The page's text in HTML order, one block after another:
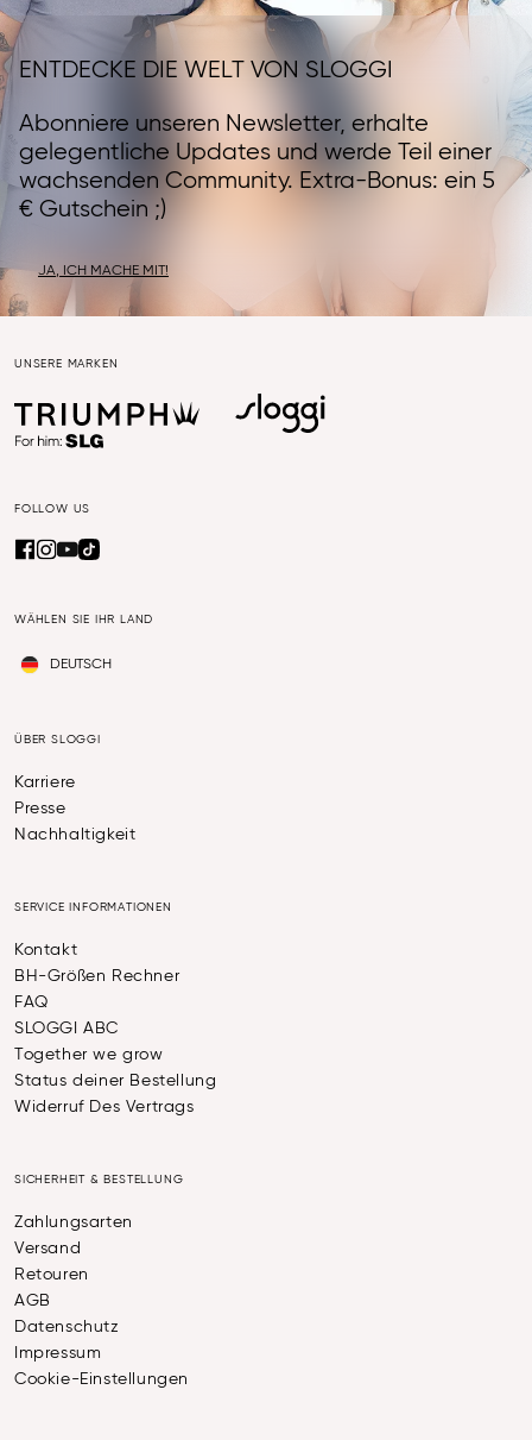
ENTDECKE DIE WELT VON SLOGGI
Abonniere unseren Newsletter, erhalte
gelegentliche Updates und werde Teil einer
wachsenden Community. Extra-Bonus: ein 5
€ Gutschein ;)
JA, ICH MACHE MIT!
UNSERE MARKEN
FOLLOW US
WÄHLEN SIE IHR LAND
DEUTSCH
ÜBER SLOGGI
Karriere
Presse
Nachhaltigkeit
SERVICE INFORMATIONEN
Kontakt
BH-Größen Rechner
FAQ
SLOGGI ABC
Together we grow
Status deiner Bestellung
Widerruf Des Vertrags
SICHERHEIT & BESTELLUNG
Zahlungsarten
Versand
Retouren
AGB
Datenschutz
Impressum
Cookie-Einstellungen